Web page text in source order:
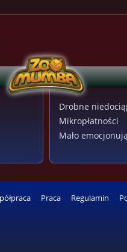
Drobne
Mikropłatności
Mało
Praca Regulamin